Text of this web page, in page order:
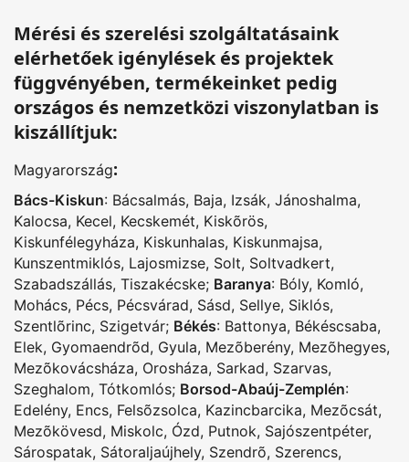
Mérési és szerelési szolgáltatásaink
elérhetőek igénylések és projektek
függvényében, termékeinket pedig
országos és nemzetközi viszonylatban is
kiszállítjuk:
Magyarország:
Bács-Kiskun: Bácsalmás, Baja, Izsák, Jánoshalma,
Kalocsa, Kecel, Kecskemét, Kiskõrös,
Kiskunfélegyháza, Kiskunhalas, Kiskunmajsa,
Kunszentmiklós, Lajosmizse, Solt, Soltvadkert,
Szabadszállás, Tiszakécske; Baranya: Bóly, Komló,
Mohács, Pécs, Pécsvárad, Sásd, Sellye, Siklós,
Szentlõrinc, Szigetvár; Békés: Battonya, Békéscsaba,
Elek, Gyomaendrõd, Gyula, Mezõberény, Mezõhegyes,
Mezõkovácsháza, Orosháza, Sarkad, Szarvas,
Szeghalom, Tótkomlós; Borsod-Abaúj-Zemplén:
Edelény, Encs, Felsõzsolca, Kazincbarcika, Mezõcsát,
Mezõkövesd, Miskolc, Ózd, Putnok, Sajószentpéter,
Sárospatak, Sátoraljaújhely, Szendrõ, Szerencs,